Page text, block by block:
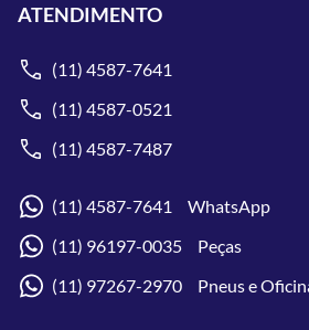
ATENDIMENTO
(11) 4587-7641
(11) 4587-0521
(11) 4587-7487
(11) 4587-7641 WhatsApp
(11) 96197-0035 Peças
(11) 97267-2970 Pneus e